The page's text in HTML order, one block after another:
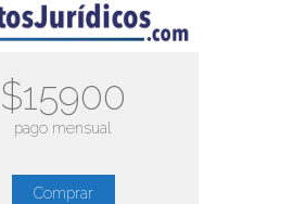
$15900
pago mensual
Comprar